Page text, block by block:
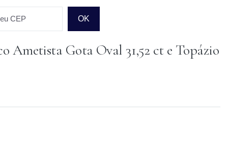
CEP OK
para o CEP
Ametista Gota Oval 31,52 ct e Topázio